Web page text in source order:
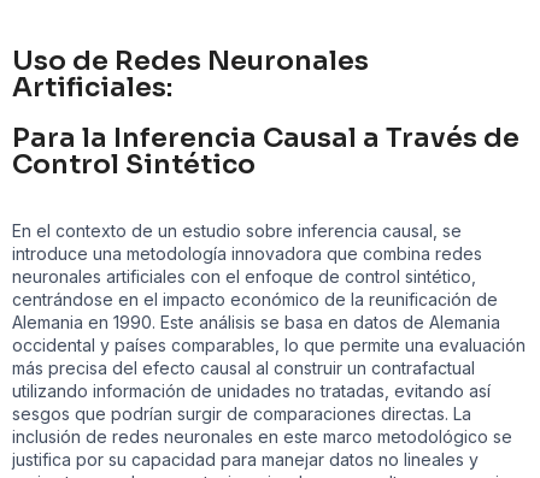
Uso de Redes Neuronales
Artificiales:
Para la Inferencia Causal a Través de
Control Sintético
En el contexto de un estudio sobre inferencia causal, se
introduce una metodología innovadora que combina redes
neuronales artificiales con el enfoque de control sintético,
centrándose en el impacto económico de la reunificación de
Alemania en 1990. Este análisis se basa en datos de Alemania
occidental y países comparables, lo que permite una evaluación
más precisa del efecto causal al construir un contrafactual
utilizando información de unidades no tratadas, evitando así
sesgos que podrían surgir de comparaciones directas. La
inclusión de redes neuronales en este marco metodológico se
justifica por su capacidad para manejar datos no lineales y